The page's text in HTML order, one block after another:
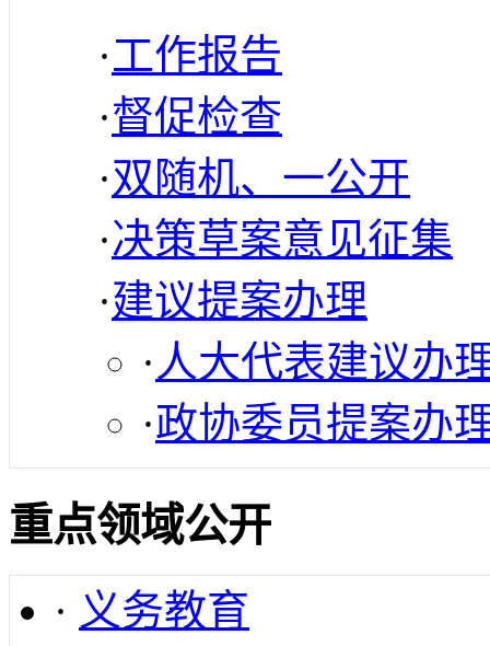
·工作报告
·督促检查
·双随机、一公开
·决策草案意见征集
·建议提案办理
· 人大代表建议办
·政协委员提案办
重点领域公开
· 义务教育